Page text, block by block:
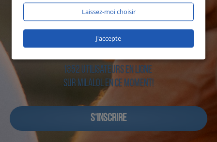
1352 utilisateurs en ligne
sur Milalol en ce moment!
S‘INSCRIRE
Laissez-moi choisir
J'accepte